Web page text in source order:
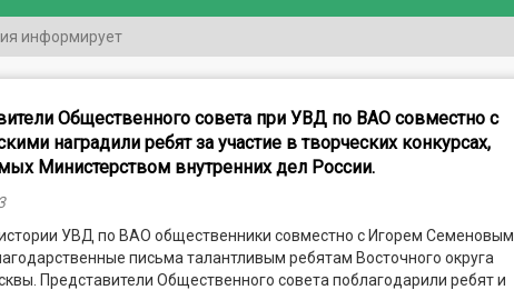
информирует
Общественного совета при УВД по ВАО совместно с
наградили ребят за участие в творческих конкурсах,
Министерством внутренних дел России.
УВД по ВАО общественники совместно с Игорем Семеновым
письма талантливым ребятам Восточного округа
Представители Общественного совета поблагодарили ребят и